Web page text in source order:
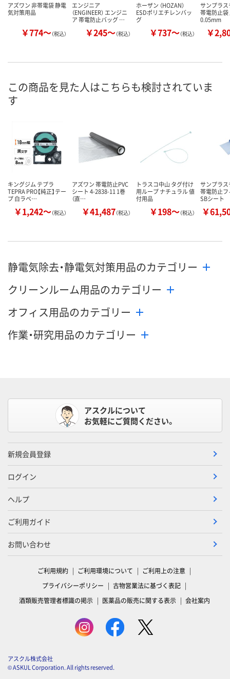
アズワン 非帯電袋 静電
気対策用品
￥774～（税込）
エンジニア
（ENGINEER） エンジニ
ア 帯電防止バッグ …
￥245～（税込）
ホーザン （HOZAN）
ESDポリエチレンバッ
グ
￥737～（税込）
サンプラ
帯電防止袋
0.05mm
￥
この商品を見た人はこちらも検討されていま
す
キングジム テプラ
TEPRA PRO【純正】テー
プ 白ラベ…
￥1,242～（税込）
アズワン 帯電防止PVC
シート 4-2838-11 1巻
（直…
￥41,487（税込）
トラスコ中山 タグ付け
用ループ ナチュラル 値
付用品
￥198～（税込）
サンプラ
帯電防止
SBシート
￥
静電気除去・静電気対策用品のカテゴリー
クリーンルーム用品のカテゴリー
オフィス用品のカテゴリー
作業・研究用品のカテゴリー
アスクルについて
お気軽にご質問ください。
新規会員登録
ログイン
ヘルプ
ご利用ガイド
お問い合わせ
ご利用規約 ご利用環境について
ご利用上の注意
プライバシーポリシー
古物営業法に基づく表記
酒類販売管理者標識の掲示
医薬品の販売に関する表示 会社案内
アスクル株式会社
© ASKUL Corporation. All rights reserved.